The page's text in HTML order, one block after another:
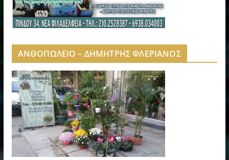
ΑΝΘΟΠΩΛΕΙΟ – ΔΗΜΗΤΡΗΣ ΦΛΕΡΙΑΝΟΣ